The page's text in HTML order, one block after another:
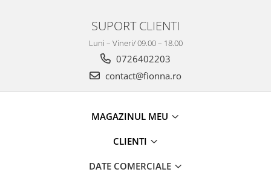
SUPORT CLIENTI
Luni – Vineri/ 09.00 – 18.00
0726402203
contact@fionna.ro
MAGAZINUL MEU
CLIENTI
DATE COMERCIALE